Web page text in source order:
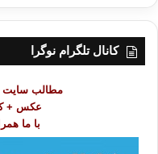
ر
کانال تلگرام نوگرا
مطالب سایت
عکس +
با ما